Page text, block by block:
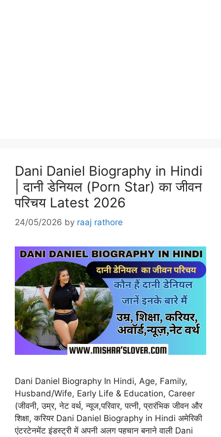
Dani Daniel Biography in Hindi
| दानी डेनियल (Porn Star) का जीवन
परिचय Latest 2026
24/05/2026 by raaj rathore
Dani Daniel Biography In Hindi, Age, Family,
Husband/Wife, Early Life & Education, Career
(जीवनी, उम्र, नेट वर्थ, न्यूज,परिवार, पत्नी, प्रारंभिक जीवन और
शिक्षा, करियर Dani Daniel Biography in Hindi अमेरिकी
एंटरटेनमेंट इंडस्ट्री में अपनी अलग पहचान बनाने वाली Dani